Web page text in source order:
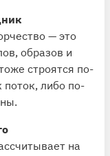
— это
образов и
строятся по-
либо по-
на